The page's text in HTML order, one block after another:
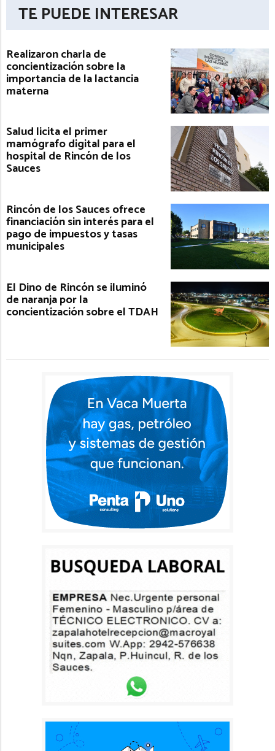
TE PUEDE INTERESAR
Realizaron charla de
concientización sobre la
importancia de la lactancia
materna
Salud licita el primer
mamógrafo digital para el
hospital de Rincón de los
Sauces
Rincón de los Sauces ofrece
financiación sin interés para el
pago de impuestos y tasas
municipales
El Dino de Rincón se iluminó
de naranja por la
concientización sobre el TDAH